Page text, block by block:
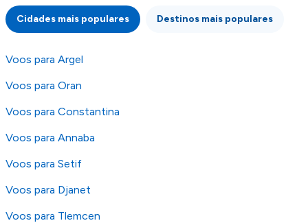
integridade ou pela precisão da informação
publicada, por isso verifique com atenção todas
as condições no website do parceiro antes de
fazer uma reserva. Para mais detalhes verifique
os nossos
Cidades mais populares Destinos mais populares
Voos para Argel
Voos para Oran
Voos para Constantina
Voos para Annaba
Voos para Setif
Voos para Djanet
Voos para Tlemcen